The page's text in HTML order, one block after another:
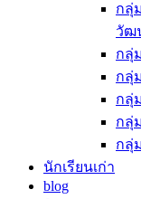
กลุ่
วัฒ
กลุ่
กลุ่
กลุ่
กลุ่
กลุ่
นักเรียนเก่า
blog